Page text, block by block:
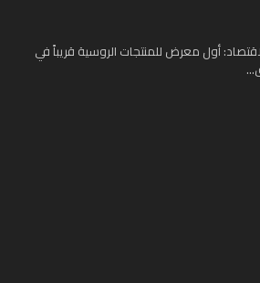
أول معرض للمنتجات الروسية قريباً في